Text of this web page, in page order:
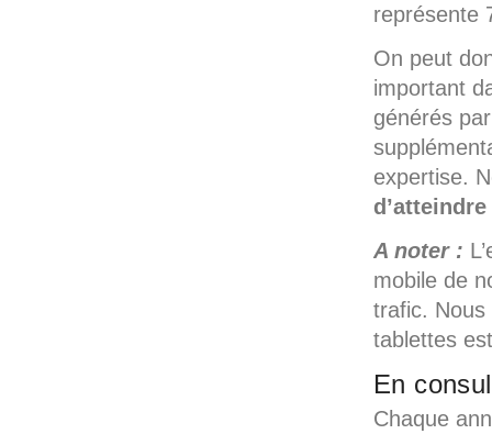
représente
On peut
important
générés
expertise.
A noter :
mobile de
trafic. Nous
tablettes
En
Chaque